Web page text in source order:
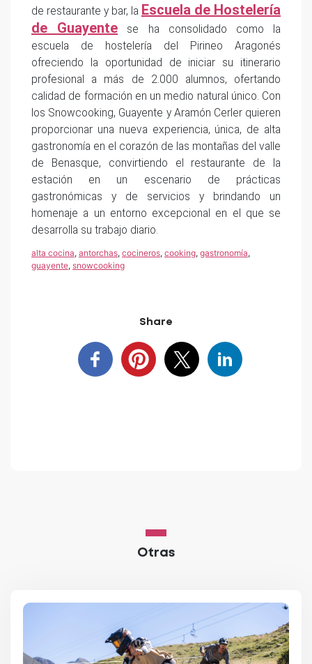
de restaurante y bar, la Escuela de Hostelería
de Guayente se ha consolidado como la
escuela de hostelería del Pirineo Aragonés
ofreciendo la oportunidad de iniciar su itinerario
profesional a más de 2.000 alumnos, ofertando
calidad de formación en un medio natural único. Con
los Snowcooking, Guayente y Aramón Cerler quieren
proporcionar una nueva experiencia, única, de alta
gastronomía en el corazón de las montañas del valle
de Benasque, convirtiendo el restaurante de la
estación en un escenario de prácticas
gastronómicas y de servicios y brindando un
homenaje a un entorno excepcional en el que se
desarrolla su trabajo diario.
alta cocina, antorchas, cocineros, cooking, gastronomía,
guayente, snowcooking
Share
Otras